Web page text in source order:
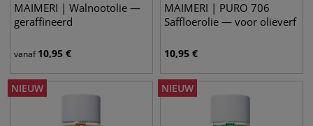
MAIMERI | Walnootolie —
geraffineerd
vanaf 10,95 €
MAIMERI | PURO 706
Saffloerolie — voor olieverf
10,95 €
NIEUW NIEUW